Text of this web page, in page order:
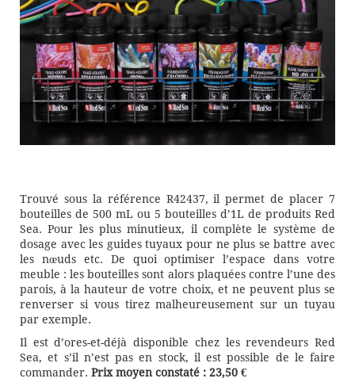
Trouvé sous la référence R42437, il permet de placer 7
bouteilles de 500 mL ou 5 bouteilles d’1L de produits Red
Sea. Pour les plus minutieux, il complète le système de
dosage avec les guides tuyaux pour ne plus se battre avec
les nœuds etc. De quoi optimiser l’espace dans votre
meuble : les bouteilles sont alors plaquées contre l’une des
parois, à la hauteur de votre choix, et ne peuvent plus se
renverser si vous tirez malheureusement sur un tuyau
par exemple.
Il est d’ores-et-déjà disponible chez les revendeurs Red
Sea, et s’il n’est pas en stock, il est possible de le faire
commander. Prix moyen constaté : 23,50 €